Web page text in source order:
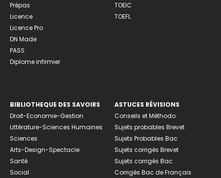
Prépas
Licence
Licence Pro
DN Made
PASS
Diplome infirmier
TOEIC
TOEFL
BIBLIOTHEQUE DES SAVOIRS
Droit-Economie-Gestion
Littérature-Sciences Humaines
Sciences
Arts-Design-Spectacle
Santé
Social
ASTUCES RÉVISIONS
Conseils et Méthodo
Sujets probables Brevet
Sujets Probables Bac
Sujets corrigés Brevet
Sujets corrigés Bac
Corrigés Bac de Français